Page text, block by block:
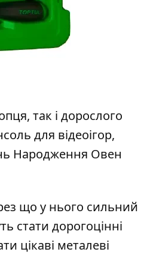
так і дорослого
для відеоігор,
Народження Овен
що у нього сильний
стати дорогоцінні
цікаві металеві